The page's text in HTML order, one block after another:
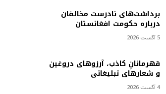
برداشت‌های نادرست مخالفان
درباره حکومت افغانستان
5 آگست 2026
قهرمانانِ کاذب، آرزوهای دروغین
و شعارهای تبلیغاتی
4 آگست 2026